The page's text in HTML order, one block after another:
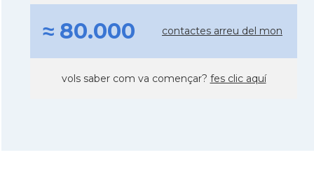
≈ 80.000 contactes arreu del mon
vols saber com va començar? fes clic aquí